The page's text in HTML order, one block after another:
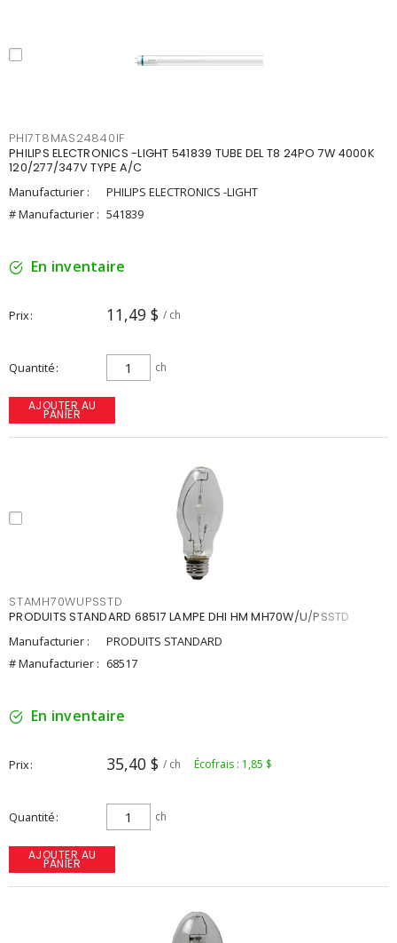
PHI7T8MAS24840IF
PHILIPS ELECTRONICS -LIGHT 541839 TUBE DEL T8 24PO 7W 4000K
120/277/347V TYPE A/C
Manufacturier :
PHILIPS ELECTRONICS -LIGHT
# Manufacturier : 541839
En inventaire
Prix 11,49 $ / ch
Quantité ch
AJOUTER AU
PANIER
STAMH70WUPSSTD
PRODUITS STANDARD 68517 LAMPE DHI HM MH70W/U/PSSTD
Manufacturier :
PRODUITS STANDARD
# Manufacturier : 68517
En inventaire
Prix 35,40 $ / ch Écofrais : 1,85 $
Quantité ch
AJOUTER AU
PANIER